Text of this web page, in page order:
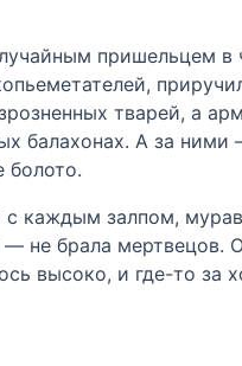
пришельцем
тварей, а
балахонах. А за ними
болото.
каждым залпом,
брала мертвецов.
высоко, и где-то